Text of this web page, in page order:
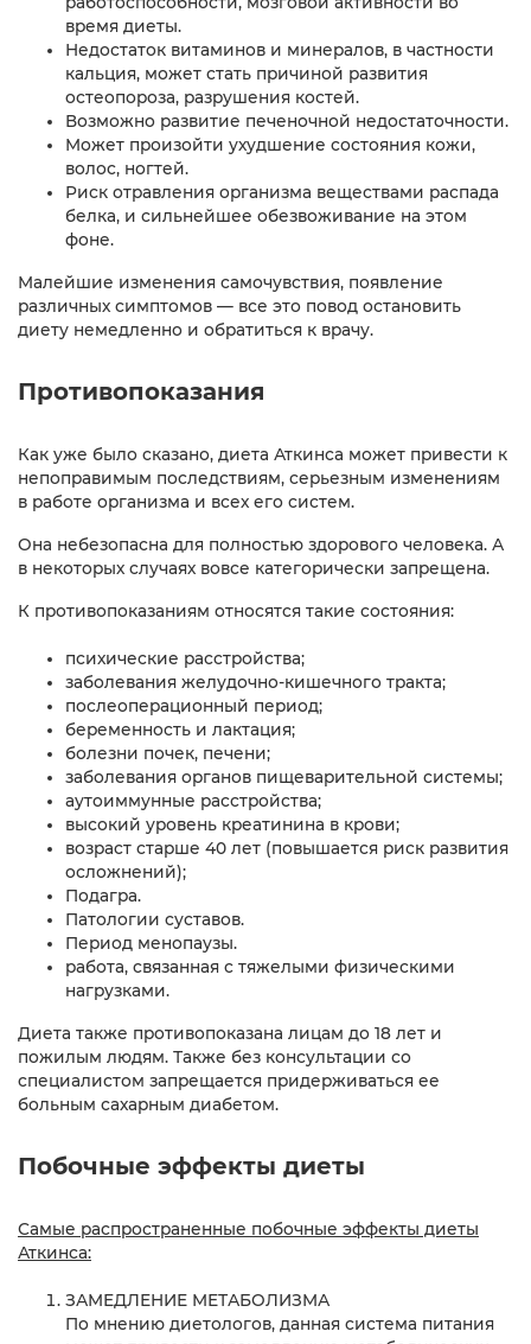
время диеты.
Недостаток витаминов и минералов, в частности
кальция, может стать причиной развития
остеопороза, разрушения костей.
Возможно развитие печеночной недостаточности.
Может произойти ухудшение состояния кожи,
волос, ногтей.
Риск отравления организма веществами распада
белка, и сильнейшее обезвоживание на этом
фоне.
Малейшие изменения самочувствия, появление
различных симптомов — все это повод остановить
диету немедленно и обратиться к врачу.
Противопоказания
Как уже было сказано, диета Аткинса может привести к
непоправимым последствиям, серьезным изменениям
в работе организма и всех его систем.
Она небезопасна для полностью здорового человека. А
в некоторых случаях вовсе категорически запрещена.
К противопоказаниям относятся такие состояния:
психические расстройства;
заболевания желудочно-кишечного тракта;
послеоперационный период;
беременность и лактация;
болезни почек, печени;
заболевания органов пищеварительной системы;
аутоиммунные расстройства;
высокий уровень креатинина в крови;
возраст старше 40 лет (повышается риск развития
осложнений);
Подагра.
Патологии суставов.
Период менопаузы.
работа, связанная с тяжелыми физическими
нагрузками.
Диета также противопоказана лицам до 18 лет и
пожилым людям. Также без консультации со
специалистом запрещается придерживаться ее
больным сахарным диабетом.
Побочные эффекты диеты
Самые распространенные побочные эффекты диеты
Аткинса:
ЗАМЕДЛЕНИЕ МЕТАБОЛИЗМА
По мнению диетологов, данная система питания